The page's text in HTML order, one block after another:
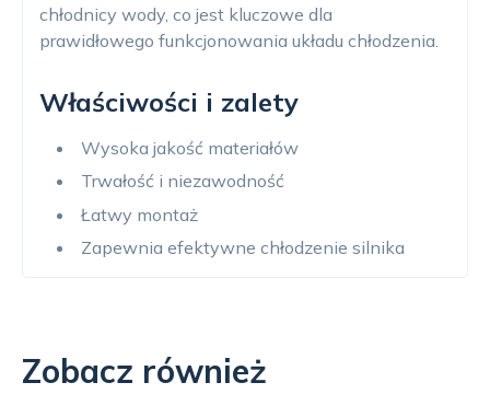
chłodnicy wody, co jest kluczowe dla
prawidłowego funkcjonowania układu chłodzenia.
Właściwości i zalety
Wysoka jakość materiałów
Trwałość i niezawodność
Łatwy montaż
Zapewnia efektywne chłodzenie silnika
Zobacz również